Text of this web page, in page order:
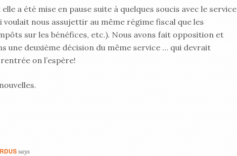
a été mise en pause suite à quelques soucis avec le service
voulait nous assujettir au même régime fiscal que les
sur les bénéfices, etc.). Nous avons fait opposition et
une deuxième décision du même service … qui devrait
on l’espère!
says